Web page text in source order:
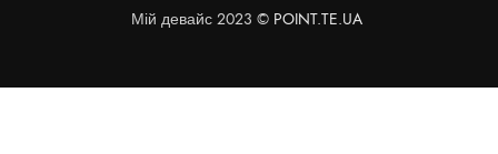
Мій девайс 2023 © POINT.TE.UA